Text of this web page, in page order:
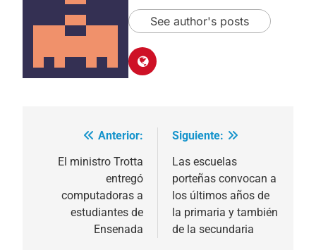
See author's posts
Navegación
entradas
Anterior:
El ministro Trotta
entregó
computadoras a
estudiantes de
Ensenada
Siguiente:
Las escuelas
porteñas convocan a
los últimos años de
la primaria y también
de la secundaria